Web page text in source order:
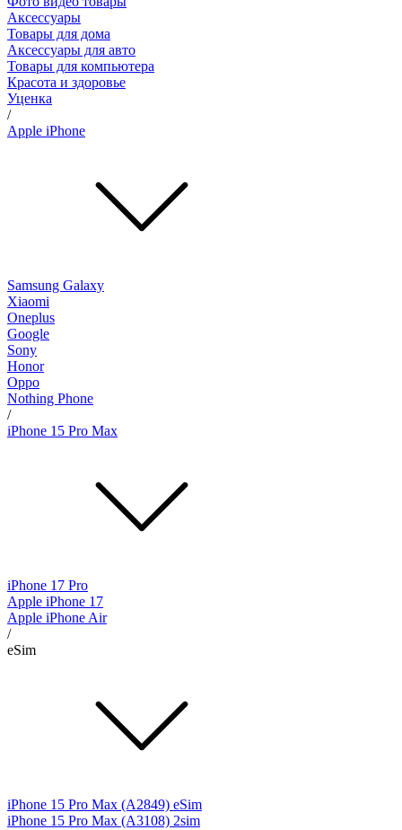
Аксессуары
Товары для дома
Аксессуары для авто
Товары для компьютера
Красота и здоровье
Уценка
/
Apple iPhone
Samsung Galaxy
Xiaomi
Oneplus
Google
Sony
Honor
Oppo
Nothing Phone
/
iPhone 15 Pro Max
iPhone 17 Pro
Apple iPhone 17
Apple iPhone Air
/
eSim
iPhone 15 Pro Max (A2849) eSim
iPhone 15 Pro Max (A3108) 2sim